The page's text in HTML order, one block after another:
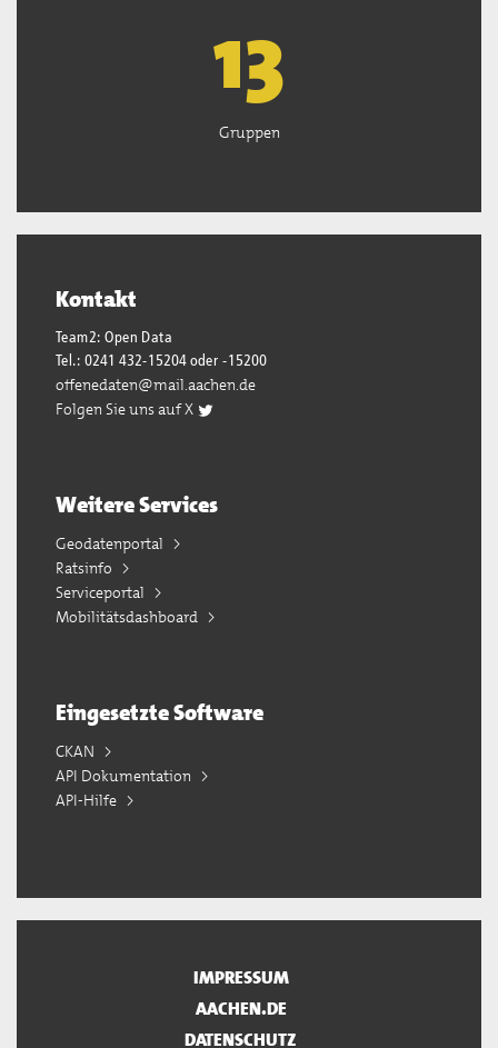
13
Gruppen
Kontakt
Team2: Open Data
Tel.: 0241 432-15204 oder -15200
offenedaten@mail.aachen.de
Folgen Sie uns auf X
Weitere Services
Geodatenportal
Ratsinfo
Serviceportal
Mobilitätsdashboard
Eingesetzte Software
CKAN
API Dokumentation
API-Hilfe
IMPRESSUM
AACHEN.DE
DATENSCHUTZ